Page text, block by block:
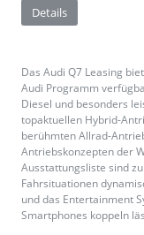
Details
Das Audi Q7 Leasing
Audi Programm
Diesel und besonders
topaktuellen Hybrid-
berühmten Allrad-
Antriebskonzepten der
Ausstattungsliste sind
Fahrsituationen
und das Entertainment
Smartphones koppeln